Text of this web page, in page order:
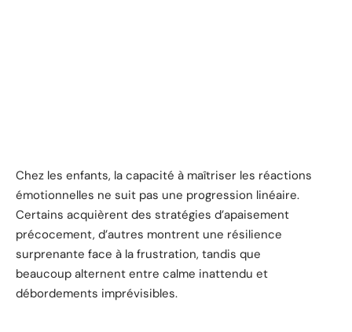
Chez les enfants, la capacité à maîtriser les réactions
émotionnelles ne suit pas une progression linéaire.
Certains acquièrent des stratégies d’apaisement
précocement, d’autres montrent une résilience
surprenante face à la frustration, tandis que
beaucoup alternent entre calme inattendu et
débordements imprévisibles.